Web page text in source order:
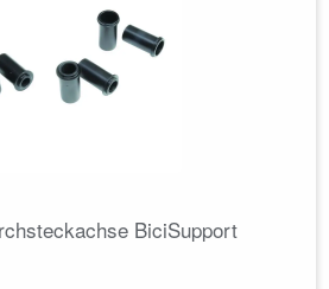
BiciSupport